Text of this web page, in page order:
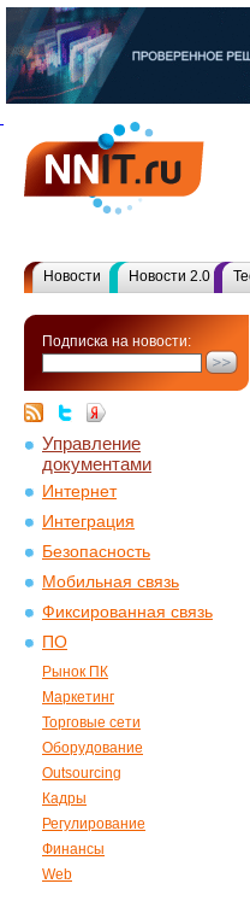
Новости Новости 2.0
Подписка на новости:
Управление
документами
Интернет
Интеграция
Безопасность
Мобильная связь
Фиксированная связь
ПО
Рынок ПК
Маркетинг
Торговые сети
Оборудование
Outsourcing
Кадры
Регулирование
Финансы
Web